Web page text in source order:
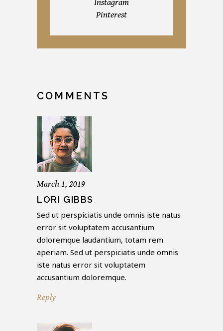
Instagram
Pinterest
COMMENTS
March 1, 2019
LORI GIBBS
Sed ut perspiciatis unde omnis iste natus
error sit voluptatem accusantium
doloremque laudantium, totam rem
aperiam. Sed ut perspiciatis unde omnis
iste natus error sit voluptatem
accusantium doloremque.
Reply